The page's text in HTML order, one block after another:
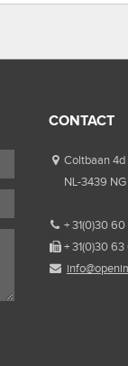
CONTACT
Coltbaan 4d
NL-3439
+ 31(0)30
+ 31(0)30